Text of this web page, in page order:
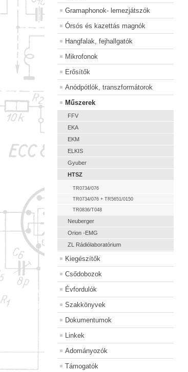
Gramaphonok- lemezjátszók
Órsós és kazettás magnók
Hangfalak, fejhallgatók
Mikrofonok
Erősítők
Anódpótlók, transzformátorok
Műszerek
FFV
EKA
EKM
ELKIS
Gyuber
HTSZ
TR0734/076
TR0734/076 + TR5651/0150
TR0836/T048
Neuberger
Orion -EMG
ZL Rádiólaboratórium
Kiegészítők
Csődobozok
Évfordulók
Szakkönyvek
Dokumentumok
Linkek
Adományozók
Támogatók